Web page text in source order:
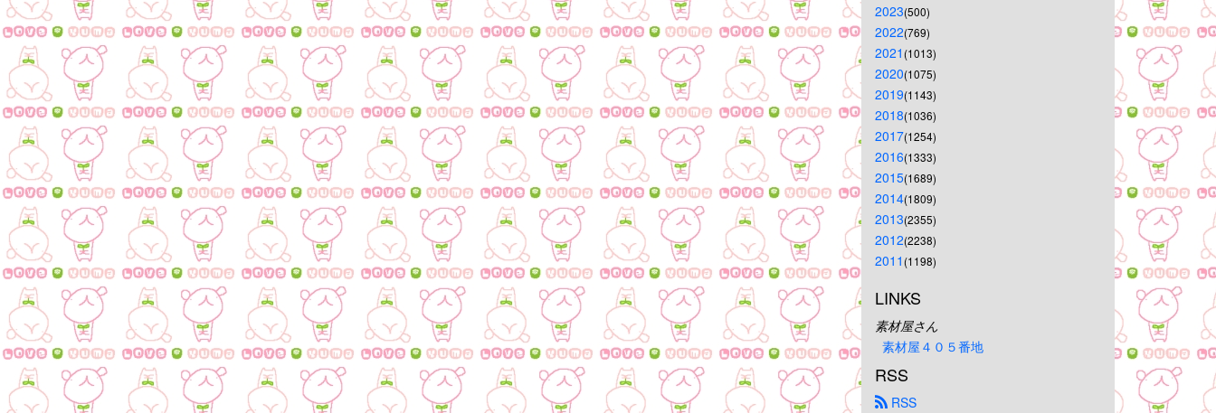
2023(500)
2022(769)
2021 (1013)
2020(1075)
2019(1143)
2018(1036)
2017(1254)
2016(1333)
2015(1689)
2014(1809)
2013(2355)
2012(2238)
2011 (1198)
LINKS
素材屋さん
素材屋４０５番地
RSS
RSS